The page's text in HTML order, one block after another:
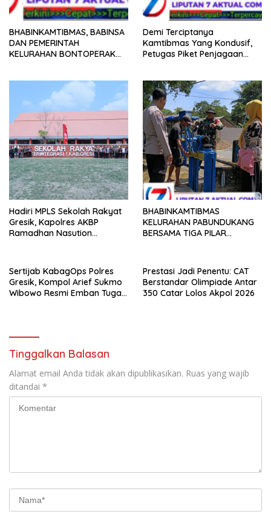
BHABINKAMTIBMAS, BABINSA
DAN PEMERINTAH
KELURAHAN BONTOPERAK
PROBLEM SOLVING
Demi Terciptanya
Kamtibmas Yang Kondusif,
Petugas Piket Penjagaan
di Malam Hari
Hadiri MPLS Sekolah Rakyat
Gresik, Kapolres AKBP
Ramadhan Nasution
Berkualitas
BHABINKAMTIBMAS
KELURAHAN PABUNDUKANG
BERSAMA TIGA PILAR
MUSIM KEMARAU
Sertijab KabagOps Polres
Gresik, Kompol Arief Sukmo
Wibowo Resmi Emban Tugas
Prestasi Jadi Penentu: CAT
Berstandar Olimpiade Antar
350 Catar Lolos Akpol 2026
Tinggalkan Balasan
Alamat email Anda tidak akan dipublikasikan. Ruas yang wajib
ditandai *